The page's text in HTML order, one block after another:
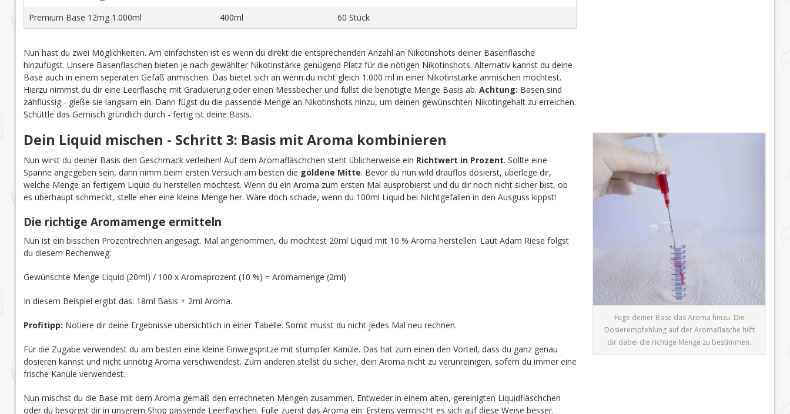
Premium Base 12mg 1.000ml
400ml 60 Stück
Nun hast du zwei Möglichkeiten. Am einfachsten ist es wenn du direkt die entsprechenden Anzahl an Nikotinshots deiner Basenflasche
hinzufügst. Unsere Basenflaschen bieten je nach gewählter Nikotinstärke genügend Platz für die nötigen Nikotinshots. Alternativ kannst du deine
Base auch in einem seperaten Gefäß anmischen. Das bietet sich an wenn du nicht gleich 1.000 ml in einer Nikotinstärke anmischen möchtest.
Hierzu nimmst du dir eine Leerflasche mit Graduierung oder einen Messbecher und füllst die benötigte Menge Basis ab. Achtung: Basen sind
zähflüssig - gieße sie langsam ein. Dann fügst du die passende Menge an Nikotinshots hinzu, um deinen gewünschten Nikotingehalt zu erreichen.
Schüttle das Gemisch gründlich durch - fertig ist deine Basis.
Dein Liquid mischen - Schritt 3: Basis mit Aroma kombinieren
Nun wirst du deiner Basis den Geschmack verleihen! Auf dem Aromafläschchen steht üblicherweise ein Richtwert in Prozent. Sollte eine
Spanne angegeben sein, dann nimm beim ersten Versuch am besten die goldene Mitte. Bevor du nun wild drauflos dosierst, überlege dir,
welche Menge an fertigem Liquid du herstellen möchtest. Wenn du ein Aroma zum ersten Mal ausprobierst und du dir noch nicht sicher bist, ob
es überhaupt schmeckt, stelle eher eine kleine Menge her. Wäre doch schade, wenn du 100ml Liquid bei Nichtgefallen in den Ausguss kippst!
Die richtige Aromamenge ermitteln
Nun ist ein bisschen Prozentrechnen angesagt. Mal angenommen, du möchtest 20ml Liquid mit 10 % Aroma herstellen. Laut Adam Riese folgst
du diesem Rechenweg:
Gewünschte Menge Liquid (20ml) / 100 x Aromaprozent (10 %) = Aromamenge (2ml)
In diesem Beispiel ergibt das: 18ml Basis + 2ml Aroma.
Profitipp: Notiere dir deine Ergebnisse übersichtlich in einer Tabelle. Somit musst du nicht jedes Mal neu rechnen.
Für die Zugabe verwendest du am besten eine kleine Einwegspritze mit stumpfer Kanüle. Das hat zum einen den Vorteil, dass du ganz genau
dosieren kannst und nicht unnötig Aroma verschwendest. Zum anderen stellst du sicher, dein Aroma nicht zu verunreinigen, sofern du immer eine
frische Kanüle verwendest.
Nun mischst du die Base mit dem Aroma gemäß den errechneten Mengen zusammen. Entweder in einem alten, gereinigten Liquidfläschchen
oder du besorgst dir in unserem Shop passende Leerflaschen. Fülle zuerst das Aroma ein. Erstens vermischt es sich auf diese Weise besser.
Füge deiner Base das Aroma hinzu. Die
Dosierempfehlung auf der Aromaflasche hilft
dir dabei die richtige Menge zu bestimmen.